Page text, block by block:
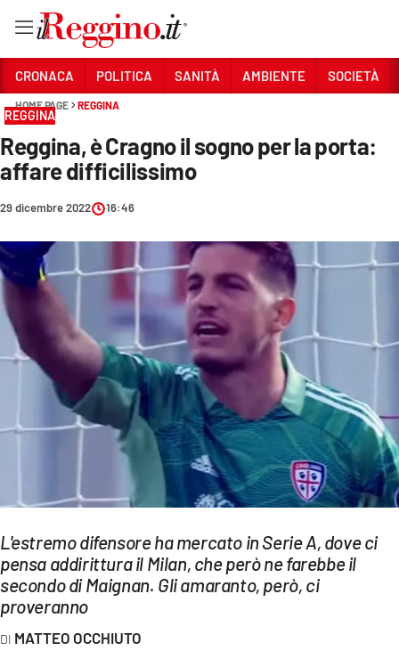
Sezioni
CRONACA
AMBIENTE
CULTURA
ECONOMIA E LAVORO
Streaming
LAC TV
LAC NETWORK
LAC ONAIR
CRONACA POLITICA SANITÀ AMBIENTE SOCIETÀ
HOME PAGE REGGINA
REGGINA
Reggina, è Cragno il sogno per la porta:
affare difficilissimo
29 dicembre 2022 16:46
L'estremo difensore ha mercato in Serie A, dove ci
pensa addirittura il Milan, che però ne farebbe il
secondo di Maignan. Gli amaranto, però, ci
proveranno
MATTEO OCCHIUTO